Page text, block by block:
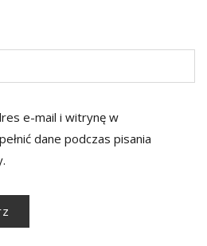
e-mail i witrynę w
dane podczas pisania